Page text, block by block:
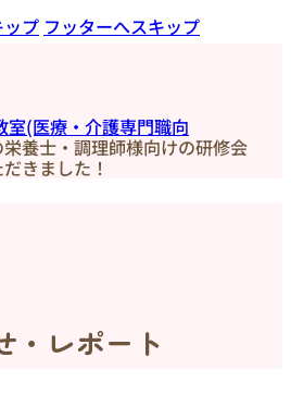
プ フッターへスキップ
室(医療・介護専門職向
養士・調理師様向けの研修会
きました！
・レポート